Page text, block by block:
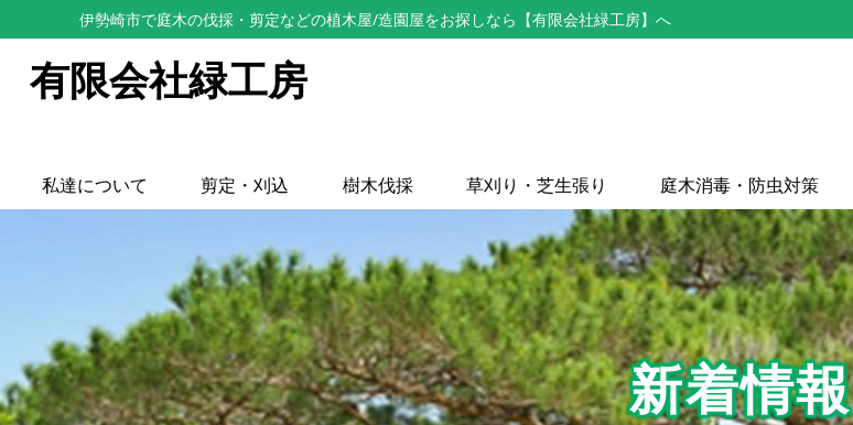
伊勢崎市で庭木の伐採・剪定などの植木屋/造園屋をお探しなら【有限会社緑工房】へ
有限会社緑工房
私達について 剪定・刈込 樹木伐採 草刈り・芝生張り 庭木消毒・防虫対策
新着情報